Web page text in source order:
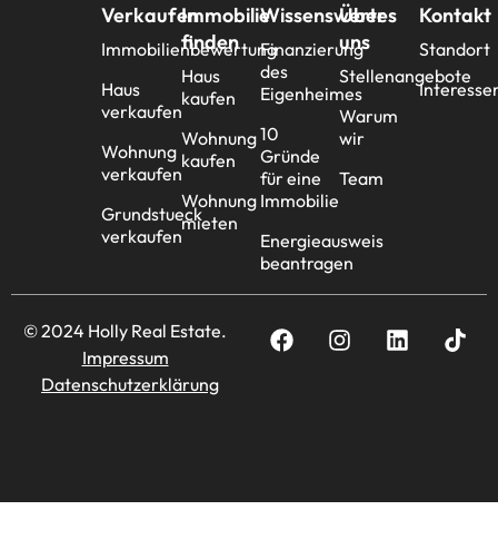
Verkaufen
Immobilienbewertung
Haus
verkaufen
Wohnung
verkaufen
Grundstueck
verkaufen
Immobilie
finden
Haus
kaufen
Wohnung
kaufen
Wohnung
mieten
Wissenswertes
Finanzierung
des
Eigenheimes
10
Gründe
für eine
Immobilie
Energieausweis
beantragen
Über
uns
Stellenangebote
Warum
wir
Team
Kontakt
Standort
© 2024 Holly Real Estate.
Impressum
Datenschutzerklärung